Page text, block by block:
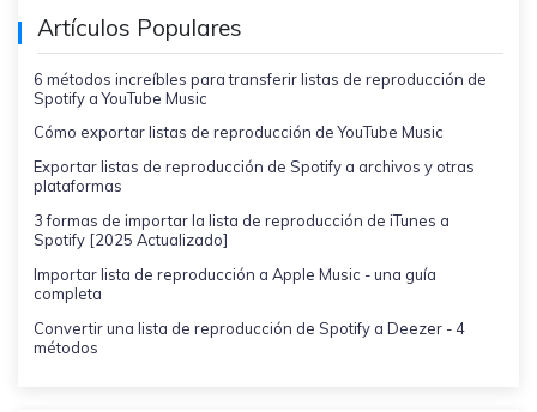
Artículos Populares
6 métodos increíbles para transferir listas de reproducción de
Spotify a YouTube Music
Cómo exportar listas de reproducción de YouTube Music
Exportar listas de reproducción de Spotify a archivos y otras
plataformas
3 formas de importar la lista de reproducción de iTunes a
Spotify [2025 Actualizado]
Importar lista de reproducción a Apple Music - una guía
completa
Convertir una lista de reproducción de Spotify a Deezer - 4
métodos